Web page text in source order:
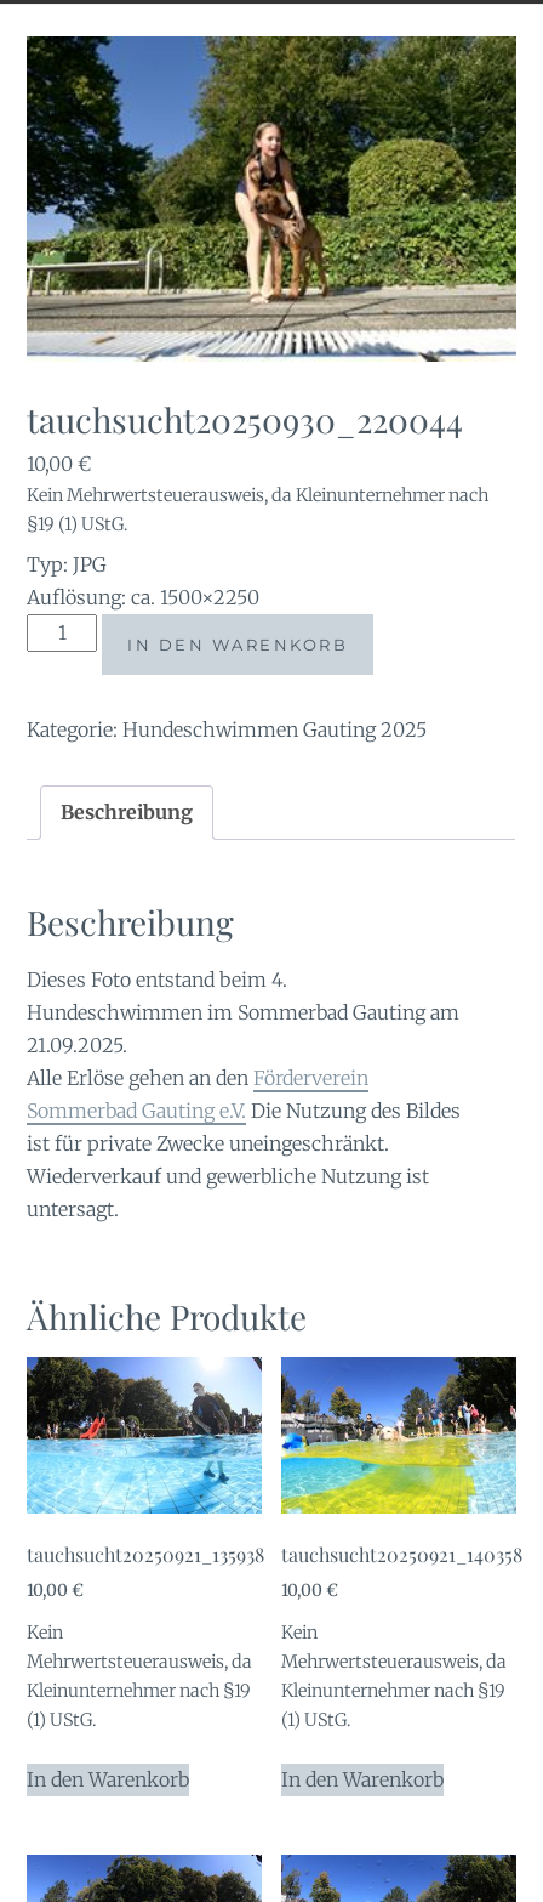
tauchsucht20250930_220044
10,00€
Kein Mehrwertsteuerausweis, da Kleinunternehmer nach
§19 (1) UStG.
Typ: JPG
Auflösung: ca. 1500×2250
tauchsucht20250930_220044
IN DEN WARENKORB
Kategorie:Hundeschwimmen Gauting 2025
Beschreibung
Beschreibung
Dieses Foto entstand beim 4.
Hundeschwimmen im Sommerbad Gauting am
21.09.2025.
Alle Erlöse gehen an denFörderverein
Sommerbad Gauting e.V. Die Nutzung des Bildes
ist für private Zwecke uneingeschränkt.
Wiederverkauf und gewerbliche Nutzung ist
untersagt.
Ähnliche Produkte
tauchsucht20250921_135938
10,00€
Kein
Mehrwertsteuerausweis, da
Kleinunternehmer nach §19
(1) UStG.
In den Warenkorb
tauchsucht20250921_140358
10,00€
Kein
Mehrwertsteuerausweis, da
Kleinunternehmer nach §19
(1) UStG.
In den Warenkorb